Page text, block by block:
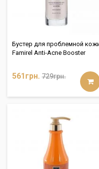
Бустер для проблемной
Famirel Anti-Acne Booster
561грн. 729грн.